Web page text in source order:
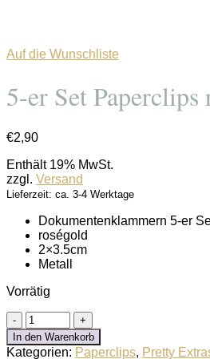
Auf die Wunschliste
5-er Set Paperclips
€2,90
Enthält 19% MwSt.
zzgl. Versand
Lieferzeit: ca. 3-4 Werktage
Dokumentenklammern 5-er
roségold
2×3.5cm
Metall
Vorrätig
5-
er
Set
In den Warenkorb
Kategorien: Paperclips, Pretty